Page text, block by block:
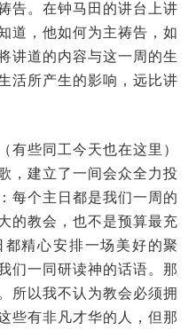
告。在钟马田的讲台上讲
道，他如何为主祷告，如
讲道的内容与这一周的生
活所产生的影响，远比讲
有些同工今天也在这里）
，建立了一间会众全力投
每个主日都是我们一周的
的教会，也不是预算最充
精心安排一场美好的聚
们一同研读神的话语。那
所以我不认为教会必须拥
些有非凡才华的人，但那